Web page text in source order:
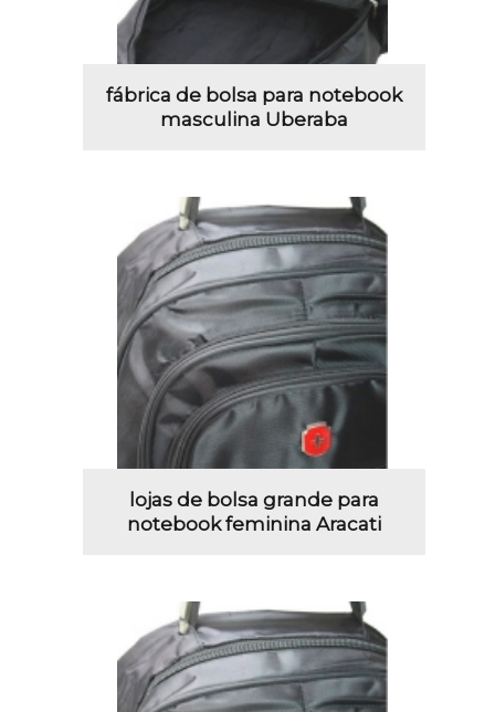
fábrica de bolsa para notebook
masculina Uberaba
lojas de bolsa grande para
notebook feminina Aracati